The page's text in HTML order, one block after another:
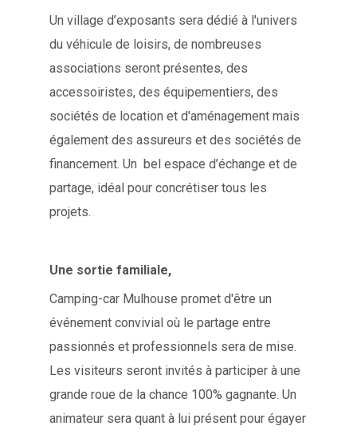
Un village d’exposants sera dédié à l'univers
du véhicule de loisirs, de nombreuses
associations seront présentes, des
accessoiristes, des équipementiers, des
sociétés de location et d'aménagement mais
également des assureurs et des sociétés de
financement. Un bel espace d’échange et de
partage, idéal pour concrétiser tous les
projets.
Une sortie familiale,
Camping-car Mulhouse promet d'être un
événement convivial où le partage entre
passionnés et professionnels sera de mise.
Les visiteurs seront invités à participer à une
grande roue de la chance 100% gagnante. Un
animateur sera quant à lui présent pour égayer